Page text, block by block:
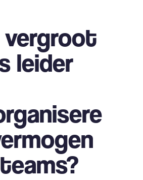
vergroot
leider